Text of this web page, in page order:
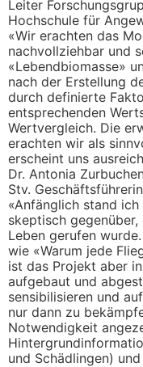
Leiter
Hochschule für
«Wir erachten das
nachvollziehbar und
«Lebendbiomasse»
nach der Erstellung
durch definierte
entsprechenden
Wertvergleich. Die
erachten wir als
erscheint uns
Dr. Antonia
Stv.
«Anfänglich stand ich
skeptisch
Leben gerufen
wie «Warum jede
ist das Projekt aber
aufgebaut und
sensibilisieren und
nur dann zu
Notwendigkeit
und Schädlingen)